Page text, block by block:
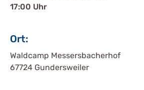
17:00 Uhr
Ort:
Waldcamp Messersbacherhof
67724 Gundersweiler